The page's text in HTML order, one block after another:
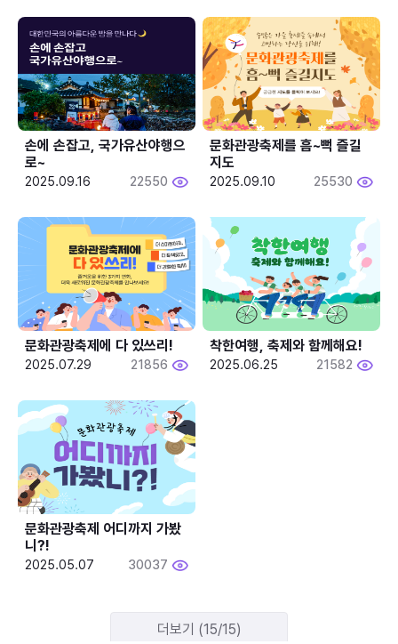
손에 손잡고, 국가유산야행으
로~
2025.09.16 22550
문화관광축제를 흠~뻑 즐길
지도
2025.09.10 25530
문화관광축제에 다 있쓰리!
2025.07.29 21856
착한여행, 축제와 함께해요!
2025.06.25 21582
문화관광축제 어디까지 가봤
니?!
2025.05.07 30037
더보기 (15/15)